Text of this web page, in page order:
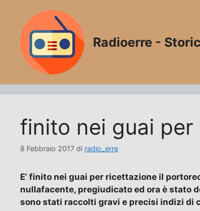
contenuto
Radioerre -
finito nei guai
8 Febbraio 2017 di radio_erre
E’ finito nei guai per ricettazione il
nullafacente, pregiudicato ed ora è stato
sono stati raccolti gravi e precisi indizi di